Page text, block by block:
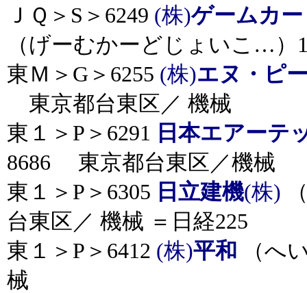
ＪＱ＞S＞6249 (株)ゲームカ
（げーむかーどじょいこ…）
東Ｍ＞G＞6255 (株)エヌ・ピ
東京都台東区／ 機械
東１＞P＞6291 日本エアーテ
8686 東京都台東区／機械
東１＞P＞6305 日立建機(株)
台東区／ 機械 ＝日経225
東１＞P＞6412 (株)平和
（へ
械